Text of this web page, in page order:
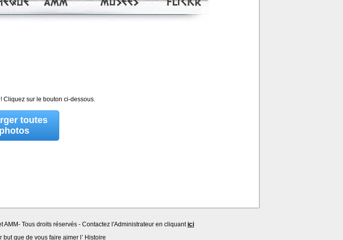
Cliquez sur le bouton ci-dessous.
toutes
Tous droits réservés - Contactez l'Administrateur en cliquantici
que de vous faire aimer l’ Histoire